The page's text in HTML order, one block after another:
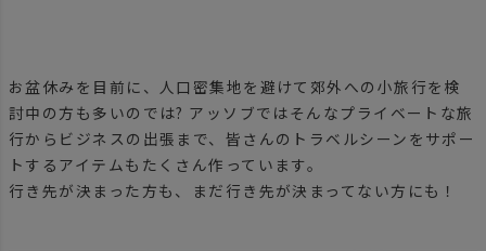
お盆休みを目前に、人口密集地を避けて郊外への小旅行を検
討中の方も多いのでは? アッソブではそんなプライベートな旅
行からビジネスの出張まで、皆さんのトラベルシーンをサポー
トするアイテムもたくさん作っています。
行き先が決まった方も、まだ行き先が決まってない方にも！